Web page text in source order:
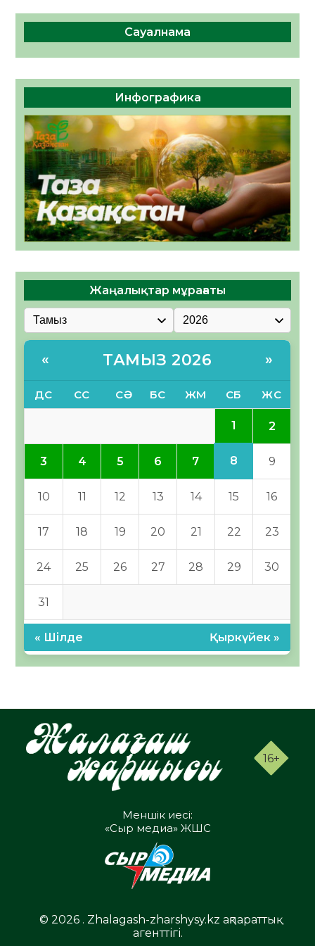
Сауалнама
Инфографика
Жаңалықтар мұрағаты
« ТАМЫЗ 2026 »
ДС СС СӘ БС ЖМ СБ ЖС
1 2
3 4 5 6 7 8 9
10 11 12 13 14 15 16
17 18 19 20 21 22 23
24 25 26 27 28 29 30
31
« Шілде Қыркүйек »
16+
Меншік иесі:
«Сыр медиа» ЖШС
© 2026 . Zhalagash-zharshysy.kz ақпараттық
агенттігі.